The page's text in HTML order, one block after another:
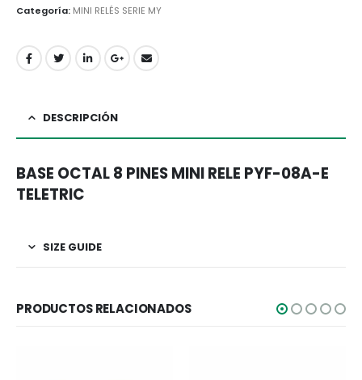
Categoría: MINI RELÉS SERIE MY
DESCRIPCIÓN
BASE OCTAL 8 PINES MINI RELE PYF-08A-E
TELETRIC
SIZE GUIDE
PRODUCTOS RELACIONADOS